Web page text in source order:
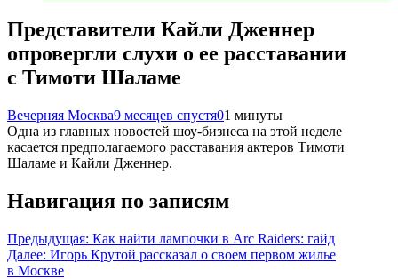
Представители Кайли Дженнер
опровергли слухи о ее расставании
с Тимоти Шаламе
Вечерняя Москва9 месяцев спустя01 минуты
Одна из главных новостей шоу-бизнеса на этой неделе
касается предполагаемого расставания актеров Тимоти
Шаламе и Кайли Дженнер.
Навигация по записям
Предыдущая: Как найти лампочки в Arc Raiders: гайд
Далее: Игорь Крутой рассказал о своем первом жилье
в Москве